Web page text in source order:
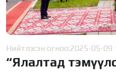
Нийтлэсэн огноо:2025-05-09
“Ялалтад